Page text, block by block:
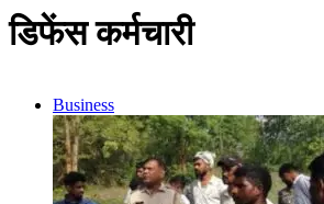
डिफेंस कर्मचारी
Business